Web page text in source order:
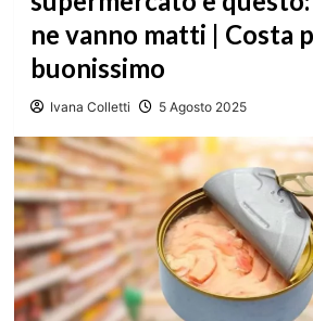
ne vanno matti | Costa
buonissimo
Ivana Colletti 5 Agosto 2025